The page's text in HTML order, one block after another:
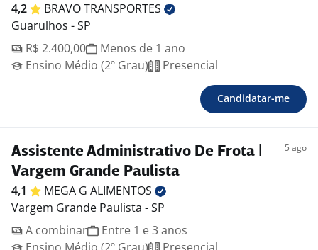
4,2 BRAVOTRANSPORTES
Guarulhos - SP
R$ 2.400,00
Menos de 1 ano
Ensino Médio (2º Grau)
Presencial
Candidatar-me
Assistente Administrativo De Frota |
Vargem Grande Paulista
5 ago
4,1 MEGA G ALIMENTOS
Vargem Grande Paulista - SP
A combinar
Entre 1 e 3 anos